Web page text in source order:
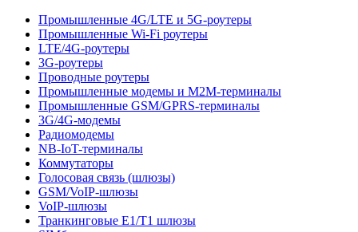
Промышленные 4G/LTE и 5G-роутеры
Промышленные Wi-Fi роутеры
LTE/4G-роутеры
3G-роутеры
Проводные роутеры
Промышленные модемы и M2M-терминалы
Промышленные GSM/GPRS-терминалы
3G/4G-модемы
Радиомодемы
NB-IoT-терминалы
Коммутаторы
Голосовая связь (шлюзы)
GSM/VoIP-шлюзы
VoIP-шлюзы
Транкинговые E1/T1 шлюзы